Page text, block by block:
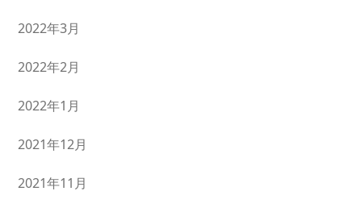
2022年3月
2022年2月
2022年1月
2021年12月
2021年11月